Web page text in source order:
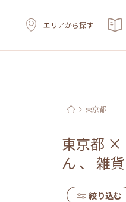
エリアから探す
東京都
東京都 ×
ん 、 雑貨
絞り込む